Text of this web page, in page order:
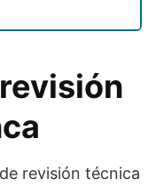
revisión técnica